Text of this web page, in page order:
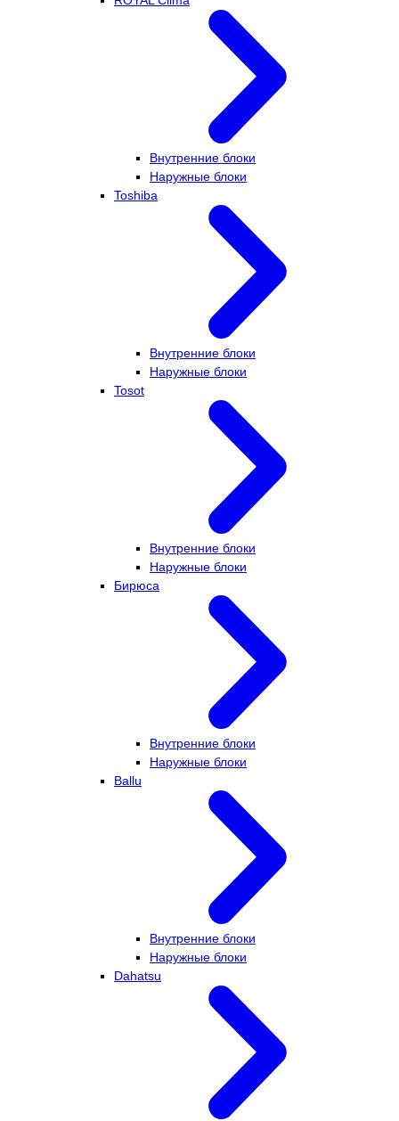
Внутренние блоки
Наружные блоки
Toshiba
Внутренние блоки
Наружные блоки
Tosot
Внутренние блоки
Наружные блоки
Бирюса
Внутренние блоки
Наружные блоки
Ballu
Внутренние блоки
Наружные блоки
Dahatsu